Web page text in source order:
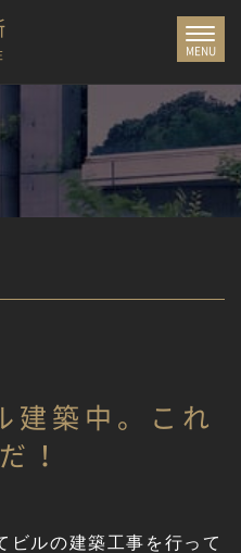
Toggle
MENU
建築中。これ
！
ビルの建築工事を行って